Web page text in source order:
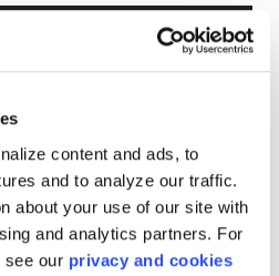
content and ads, to
and to analyze our traffic.
about your use of our site with
and analytics partners. For
see our privacy and cookies
"caliper
3.2
L x3.2mmcaliper